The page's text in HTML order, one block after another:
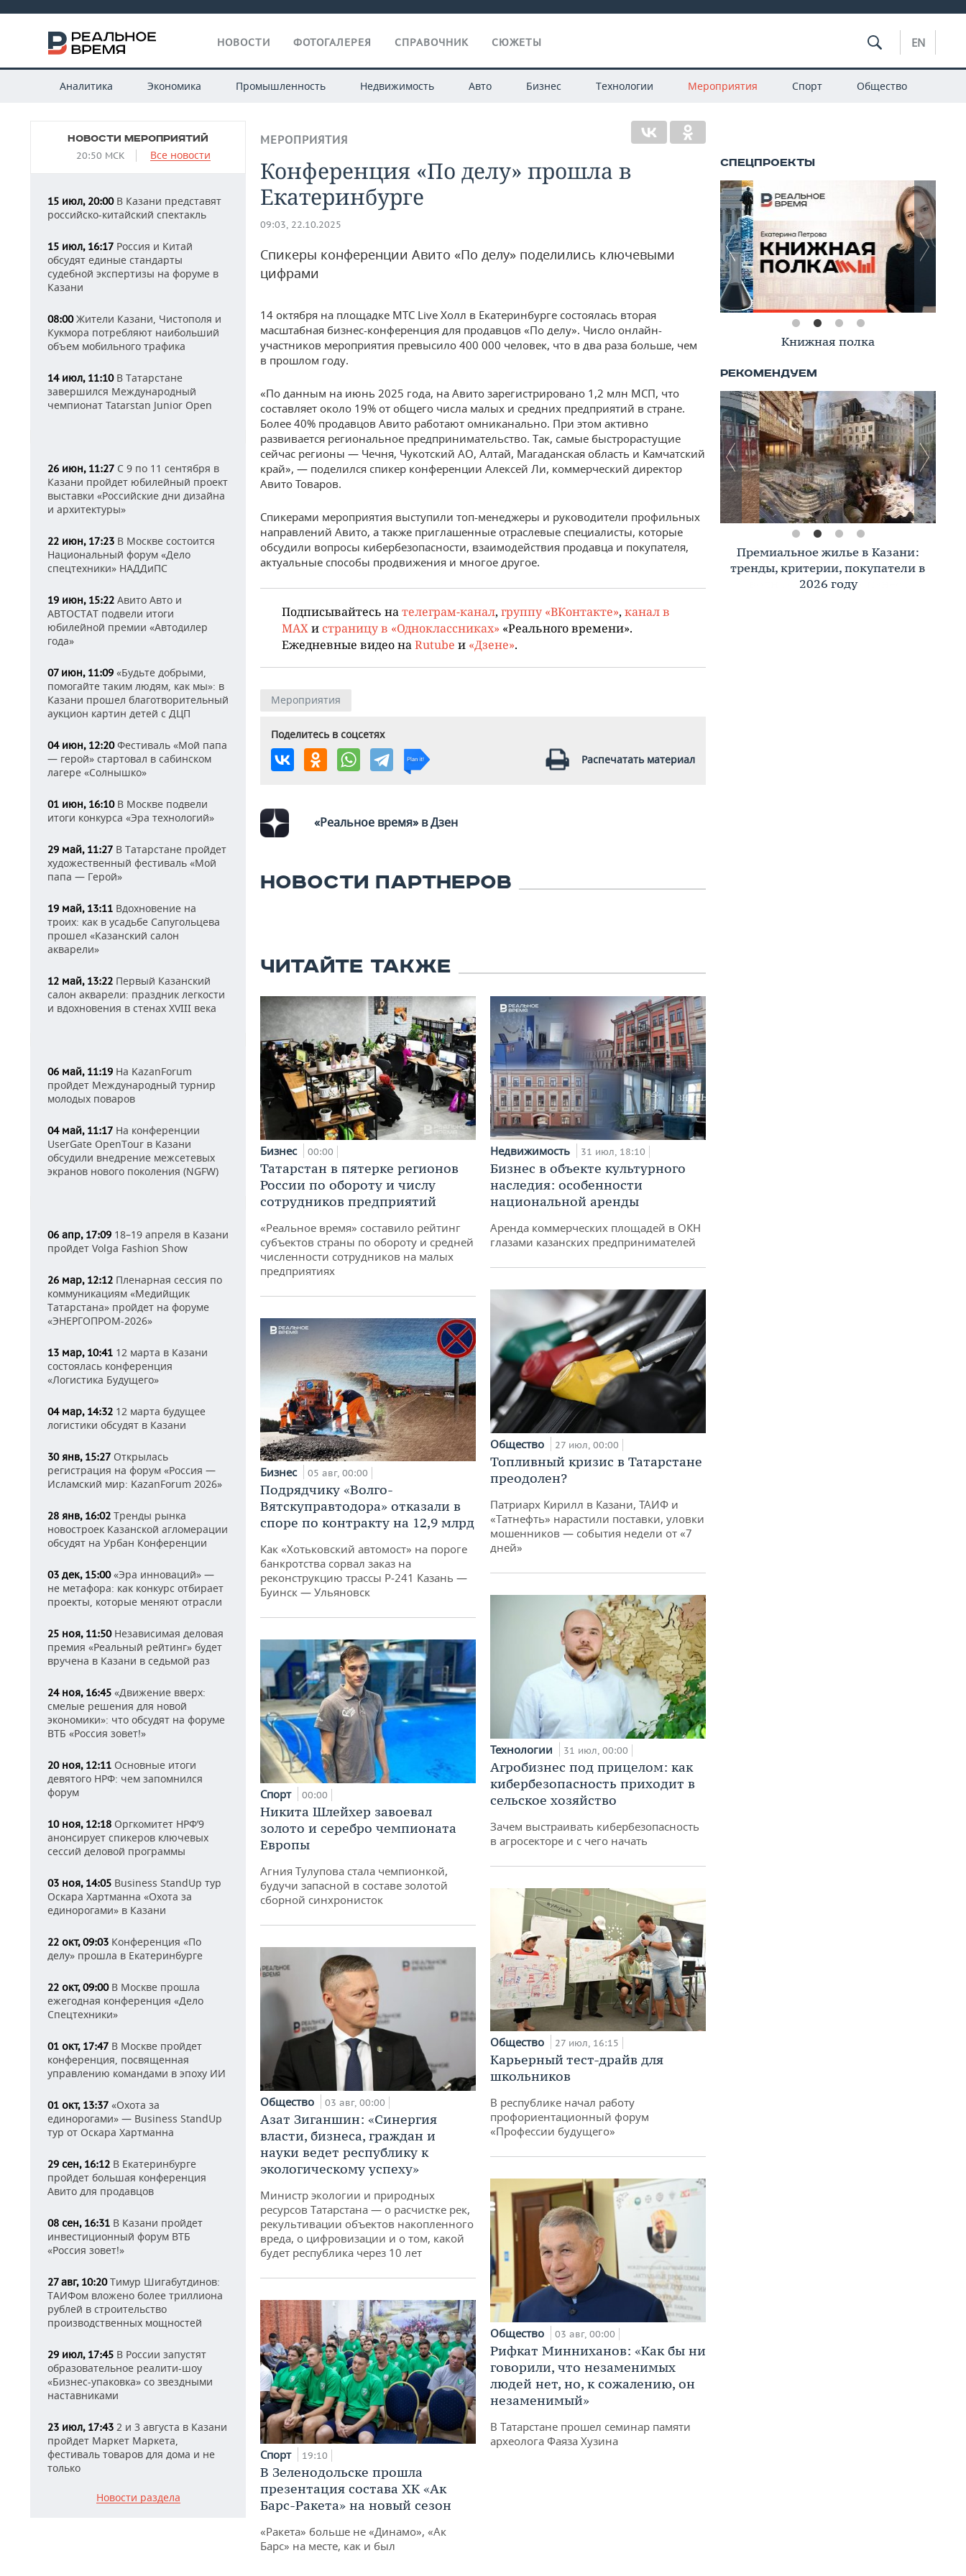
НОВОСТИ ФОТОГАЛЕРЕЯ СПРАВОЧНИК СЮЖЕТЫ EN
Аналитика Экономика Промышленность Недвижимость Авто Бизнес Технологии Мероприятия Спорт Общество
НОВОСТИ МЕРОПРИЯТИЙ
20:50 МСК Все новости
15 июл, 20:00В Казани представят
российско-китайский спектакль
15 июл, 16:17 Россия и Китай
обсудят единые стандарты
судебной экспертизы на форуме в
Казани
08:00Жители Казани, Чистополя и
Кукмора потребляют наибольший
объем мобильного трафика
14 июл, 11:10В Татарстане
завершился Международный
чемпионат Tatarstan Junior Open
26 июн, 11:27 С 9 по 11 сентября в
Казани пройдет юбилейный проект
выставки «Российские дни дизайна
и архитектуры»
22 июн, 17:23 В Москве состоится
Национальный форум «Дело
спецтехники» НАДДиПС
19 июн, 15:22 Авито Авто и
АВТОСТАТ подвели итоги
юбилейной премии «Автодилер
года»
07 июн, 11:09 «Будьте добрыми,
помогайте таким людям, как мы»: в
Казани прошел благотворительный
аукцион картин детей с ДЦП
04 июн, 12:20Фестиваль «Мой папа
— герой» стартовал в сабинском
лагере «Солнышко»
01 июн, 16:10В Москве подвели
итоги конкурса «Эра технологий»
29 май, 11:27 В Татарстане пройдет
художественный фестиваль «Мой
папа — Герой»
19 май, 13:11 Вдохновение на
троих: как в усадьбе Сапугольцева
прошел «Казанский салон
акварели»
12 май, 13:22 Первый Казанский
салон акварели: праздник легкости
и вдохновения в стенах XVIII века
06 май, 11:19 На KazanForum
пройдет Международный турнир
молодых поваров
04 май, 11:17 На конференции
UserGate OpenTour в Казани
обсудили внедрение межсетевых
экранов нового поколения (NGFW)
06 апр, 17:09 18–19 апреля в Казани
пройдет Volga Fashion Show
26 мар, 12:12 Пленарная сессия по
коммуникациям «Медийщик
Татарстана» пройдет на форуме
«ЭНЕРГОПРОМ-2026»
13 мар, 10:41 12 марта в Казани
состоялась конференция
«Логистика Будущего»
04 мар, 14:32 12 марта будущее
логистики обсудят в Казани
30 янв, 15:27 Открылась
регистрация на форум «Россия —
Исламский мир: KazanForum 2026»
28 янв, 16:02 Тренды рынка
новостроек Казанской агломерации
обсудят на Урбан Конференции
03 дек, 15:00«Эра инноваций» —
не метафора: как конкурс отбирает
проекты, которые меняют отрасли
25 ноя, 11:50Независимая деловая
премия «Реальный рейтинг» будет
вручена в Казани в седьмой раз
24 ноя, 16:45 «Движение вверх:
смелые решения для новой
экономики»: что обсудят на форуме
ВТБ «Россия зовет!»
20 ноя, 12:11 Основные итоги
девятого НРФ: чем запомнился
форум
10 ноя, 12:18 Оргкомитет НРФ’9
анонсирует спикеров ключевых
сессий деловой программы
03 ноя, 14:05 Business StandUp тур
Оскара Хартманна «Охота за
единорогами» в Казани
22 окт, 09:03 Конференция «По
делу» прошла в Екатеринбурге
22 окт, 09:00В Москве прошла
ежегодная конференция «Дело
Спецтехники»
01 окт, 17:47 В Москве пройдет
конференция, посвященная
управлению командами в эпоху ИИ
01 окт, 13:37 «Охота за
единорогами» — Business StandUp
тур от Оскара Хартманна
29 сен, 16:12 В Екатеринбурге
пройдет большая конференция
Авито для продавцов
08 сен, 16:31 В Казани пройдет
инвестиционный форум ВТБ
«Россия зовет!»
27 авг, 10:20Тимур Шигабутдинов:
ТАИФом вложено более триллиона
рублей в строительство
производственных мощностей
29 июл, 17:45 В России запустят
образовательное реалити-шоу
«Бизнес-упаковка» со звездными
наставниками
23 июл, 17:43 2 и 3 августа в Казани
пройдет Маркет Маркета,
фестиваль товаров для дома и не
только
Новости раздела
МЕРОПРИЯТИЯ
Конференция «По делу» прошла в
Екатеринбурге
09:03, 22.10.2025
Спикеры конференции Авито «По делу» поделились ключевыми
цифрами
14 октября на площадке МТС Live Холл в Екатеринбурге состоялась вторая
масштабная бизнес-конференция для продавцов «По делу». Число онлайн-
участников мероприятия превысило 400 000 человек, что в два раза больше, чем
в прошлом году.
«По данным на июнь 2025 года, на Авито зарегистрировано 1,2 млн МСП, что
составляет около 19% от общего числа малых и средних предприятий в стране.
Более 40% продавцов Авито работают омниканально. При этом активно
развивается региональное предпринимательство. Так, самые быстрорастущие
сейчас регионы — Чечня, Чукотский АО, Алтай, Магаданская область и Камчатский
край», — поделился спикер конференции Алексей Ли, коммерческий директор
Авито Товаров.
Спикерами мероприятия выступили топ-менеджеры и руководители профильных
направлений Авито, а также приглашенные отраслевые специалисты, которые
обсудили вопросы кибербезопасности, взаимодействия продавца и покупателя,
актуальные способы продвижения и многое другое.
Подписывайтесь на телеграм-канал, группу «ВКонтакте», канал в
MAX и страницу в «Одноклассниках» «Реального времени».
Ежедневные видео на Rutube и «Дзене».
Мероприятия
Поделитесь в соцсетях
Распечатать материал
«Реальное время» в Дзен
НОВОСТИ ПАРТНЕРОВ
ЧИТАЙТЕ ТАКЖЕ
Бизнес 00:00
Татарстан в пятерке регионов
России по обороту и числу
сотрудников предприятий
«Реальное время» составило рейтинг
субъектов страны по обороту и средней
численности сотрудников на малых
предприятиях
Бизнес 05 авг, 00:00
Подрядчику «Волго-
Вятскуправтодора» отказали в
споре по контракту на 12,9 млрд
Как «Хотьковский автомост» на пороге
банкротства сорвал заказ на
реконструкцию трассы Р‑241 Казань —
Буинск — Ульяновск
Спорт 00:00
Никита Шлейхер завоевал
золото и серебро чемпионата
Европы
Агния Тулупова стала чемпионкой,
будучи запасной в составе золотой
сборной синхронисток
Общество 03 авг, 00:00
Азат Зиганшин: «Синергия
власти, бизнеса, граждан и
науки ведет республику к
экологическому успеху»
Министр экологии и природных
ресурсов Татарстана — о расчистке рек,
рекультивации объектов накопленного
вреда, о цифровизации и о том, какой
будет республика через 10 лет
Спорт 19:10
В Зеленодольске прошла
презентация состава ХК «Ак
Барс-Ракета» на новый сезон
«Ракета» больше не «Динамо», «Ак
Барс» на месте, как и был
Недвижимость 31 июл, 18:10
Бизнес в объекте культурного
наследия: особенности
национальной аренды
Аренда коммерческих площадей в ОКН
глазами казанских предпринимателей
Общество 27 июл, 00:00
Топливный кризис в Татарстане
преодолен?
Патриарх Кирилл в Казани, ТАИФ и
«Татнефть» нарастили поставки, уловки
мошенников — события недели от «7
дней»
Технологии 31 июл, 00:00
Агробизнес под прицелом: как
кибербезопасность приходит в
сельское хозяйство
Зачем выстраивать кибербезопасность
в агросекторе и с чего начать
Общество 27 июл, 16:15
Карьерный тест-драйв для
школьников
В республике начал работу
профориентационный форум
«Профессии будущего»
Общество 03 авг, 00:00
Рифкат Минниханов: «Как бы ни
говорили, что незаменимых
людей нет, но, к сожалению, он
незаменимый»
В Татарстане прошел семинар памяти
археолога Фаяза Хузина
Книжная полка
Премиальное жилье в Казани:
тренды, критерии, покупатели в
2026 году